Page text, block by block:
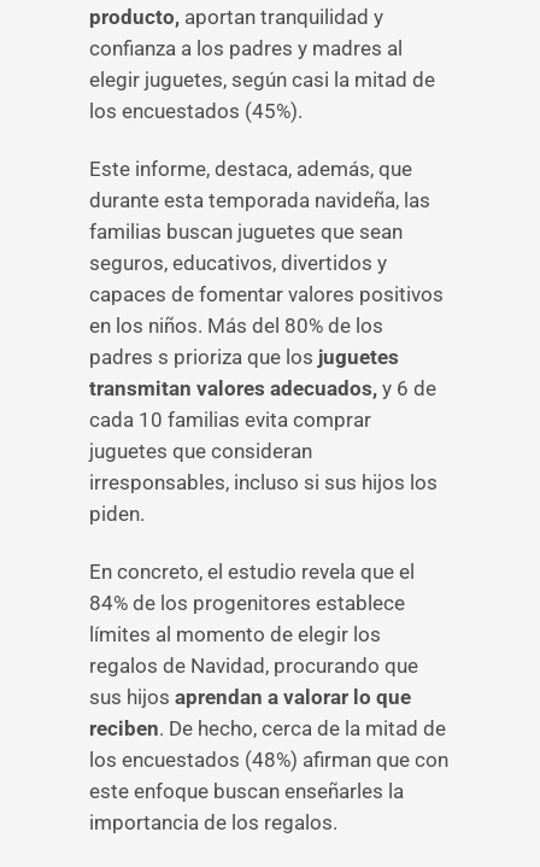
producto, aportan tranquilidad y
confianza a los padres y madres al
elegir juguetes, según casi la mitad de
los encuestados (45%).
Este informe, destaca, además, que
durante esta temporada navideña, las
familias buscan juguetes que sean
seguros, educativos, divertidos y
capaces de fomentar valores positivos
en los niños. Más del 80% de los
padres s prioriza que los juguetes
transmitan valores adecuados, y 6 de
cada 10 familias evita comprar
juguetes que consideran
irresponsables, incluso si sus hijos los
piden.
En concreto, el estudio revela que el
84% de los progenitores establece
límites al momento de elegir los
regalos de Navidad, procurando que
sus hijos aprendan a valorar lo que
reciben. De hecho, cerca de la mitad de
los encuestados (48%) afirman que con
este enfoque buscan enseñarles la
importancia de los regalos.